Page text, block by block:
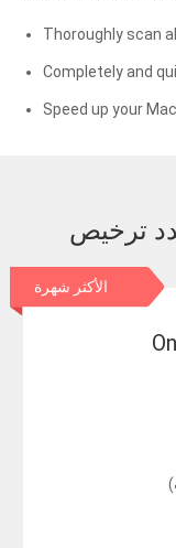
Thoroughly scan
Completely and
Speed up your
الأكثر شهرة